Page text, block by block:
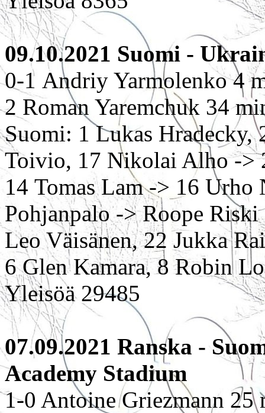
09.10.2021 Suomi -
0-1 Andriy Yarmolenko 4
2 Roman Yaremchuk 34
Suomi: 1 Lukas Hradecky,
Toivio, 17 Nikolai Alho ->
14 Tomas Lam -> 16 Urho
Pohjanpalo -> Roope
Leo Väisänen, 22 Jukka
6 Glen Kamara, 8 Robin
Yleisöä 29485
07.09.2021 Ranska -
Academy Stadium
1-0 Antoine Griezmann